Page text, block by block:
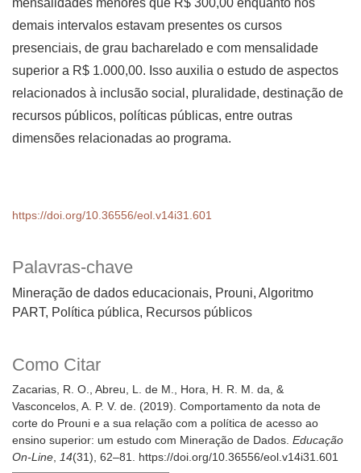
Palavras-chave
Mineração de dados educacionais, Prouni, Algoritmo
PART, Política pública, Recursos públicos
Como Citar
Zacarias, R. O., Abreu, L. de M., Hora, H. R. M. da, &
Vasconcelos, A. P. V. de. (2019). Comportamento da nota de
corte do Prouni e a sua relação com a política de acesso ao
ensino superior: um estudo com Mineração de Dados. Educação
On-Line, 14(31), 62–81. https://doi.org/10.36556/eol.v14i31.601
mensalidades menores que R$ 300,00 enquanto nos
demais intervalos estavam presentes os cursos
presenciais, de grau bacharelado e com mensalidade
superior a R$ 1.000,00. Isso auxilia o estudo de aspectos
relacionados à inclusão social, pluralidade, destinação de
recursos públicos, políticas públicas, entre outras
dimensões relacionadas ao programa.
https://doi.org/10.36556/eol.v14i31.601